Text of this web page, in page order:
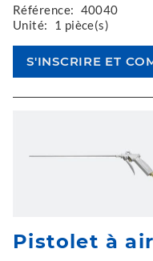
Référence: 40040
Unité:
1 pièce(s)
Pistolet à